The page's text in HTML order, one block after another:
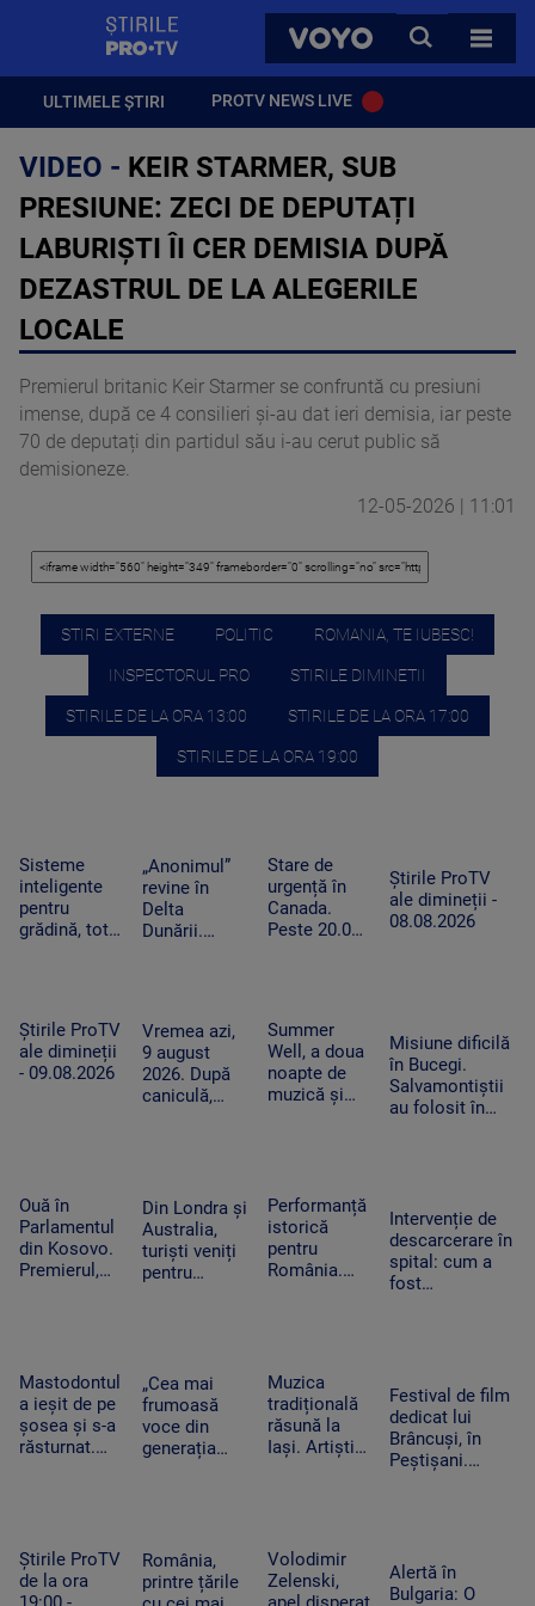
VOYO
CAUTA
TOATE
ULTIMELE ȘTIRI PROTV NEWS LIVE
VIDEO - KEIR STARMER, SUB
PRESIUNE: ZECI DE DEPUTAȚI
LABURIȘTI ÎI CER DEMISIA DUPĂ
DEZASTRUL DE LA ALEGERILE
LOCALE
Premierul britanic Keir Starmer se confruntă cu presiuni
imense, după ce 4 consilieri și-au dat ieri demisia, iar peste
70 de deputați din partidul său i-au cerut public să
demisioneze.
12-05-2026 | 11:01
STIRI EXTERNE POLITIC ROMANIA, TE IUBESC!
INSPECTORUL PRO STIRILE DIMINETII
STIRILE DE LA ORA 13:00 STIRILE DE LA ORA 17:00
STIRILE DE LA ORA 19:00
Sisteme
inteligente
pentru
grădină, tot
cum
funcționează
„Anonimul”
revine în
Delta
Dunării.
sub cerul
liber
Stare de
urgență în
Canada.
Peste 20.000
flăcărilor
Știrile ProTV
ale dimineții -
08.08.2026
Știrile ProTV
ale dimineții
- 09.08.2026
Vremea azi,
9 august
2026. După
caniculă,
Summer
Well, a doua
noapte de
muzică și
seară
Misiune dificilă
în Bucegi.
Salvamontiștii
au folosit în
pe stâncă
Ouă în
Parlamentul
din Kosovo.
Premierul,
timpul
negocierilor
politice
Din Londra și
Australia,
turiști veniți
pentru
astronomic
al deceniului
Performanță
istorică
pentru
România.
Olimpiada
de
Inteligență
Artificială
Intervenție de
descarcerare în
spital: cum a
fost
Reghin
Mastodontul
a ieșit de pe
șosea și s-a
răsturnat.
preveni un
incendiu
„Cea mai
frumoasă
voce din
generația
concertul de
la UNTOLD
Muzica
tradițională
răsună la
Iași. Artiștii
Festival de film
dedicat lui
Brâncuși, în
Peștișani.
ediții
Știrile ProTV
de la ora
România,
printre țările
Volodimir
Zelenski,
Alertă în
Bulgaria: O